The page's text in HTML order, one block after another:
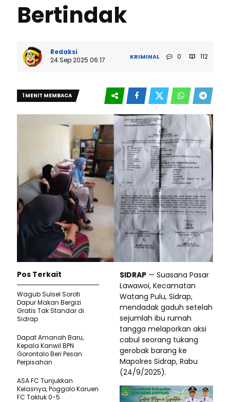
Bertindak
Redaksi
24 Sep 2025 06:17
KRIMINAL 0 112
1 MENIT MEMBACA
SIDRAP — Suasana Pasar
Lawawoi, Kecamatan
Watang Pulu, Sidrap,
mendadak gaduh setelah
sejumlah ibu rumah
tangga melaporkan aksi
cabul seorang tukang
gerobak barang ke
Mapolres Sidrap, Rabu
(24/9/2025).
Pos Terkait
Wagub Sulsel Soroti
Dapur Makan Bergizi
Gratis Tak Standar di
Sidrap
Dapat Amanah Baru,
Kepala Kanwil BPN
Gorontalo Beri Pesan
Perpisahan
ASA FC Tunjukkan
Kelasnya, Poggolo Karuen
FC Takluk 0-5